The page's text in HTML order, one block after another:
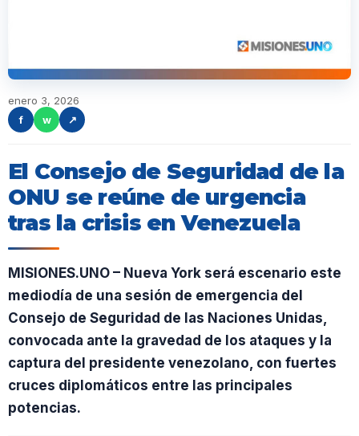
enero 3, 2026
f
w ↗
El Consejo de Seguridad de la
ONU se reúne de urgencia
tras la crisis en Venezuela
MISIONES.UNO – Nueva York será escenario este
mediodía de una sesión de emergencia del
Consejo de Seguridad de las Naciones Unidas,
convocada ante la gravedad de los ataques y la
captura del presidente venezolano, con fuertes
cruces diplomáticos entre las principales
potencias.